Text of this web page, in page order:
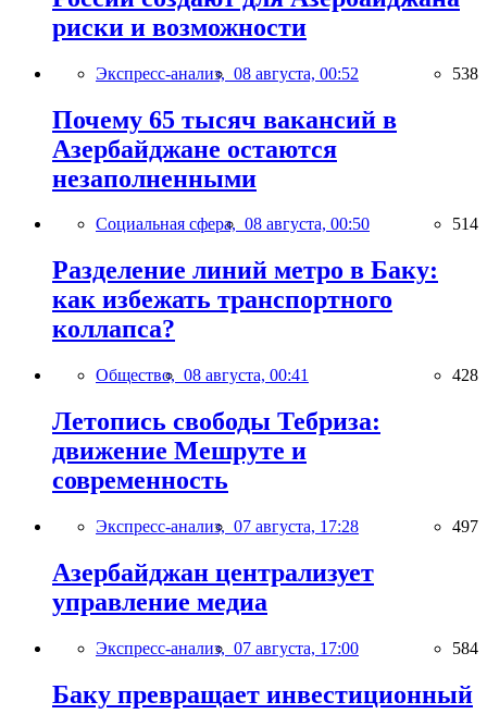
риски и возможности
Экспресс-анализ, 08 августа, 00:52 538
Почему 65 тысяч вакансий в
Азербайджане остаются
незаполненными
Социальная сфера, 08 августа, 00:50 514
Разделение линий метро в Баку:
как избежать транспортного
коллапса?
Общество, 08 августа, 00:41 428
Летопись свободы Тебриза:
движение Мешруте и
современность
Экспресс-анализ, 07 августа, 17:28 497
Азербайджан централизует
управление медиа
Экспресс-анализ, 07 августа, 17:00 584
Баку превращает инвестиционный